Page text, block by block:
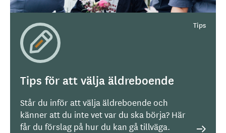
Tips för att välja äldreboende
Står du inför att välja äldreboende och
känner att du inte vet var du ska börja? Här
får du förslag på hur du kan gå tillväga.